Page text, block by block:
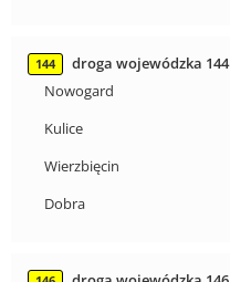
144
droga wojewódzka 144
Nowogard
Kulice
Wierzbięcin
Dobra